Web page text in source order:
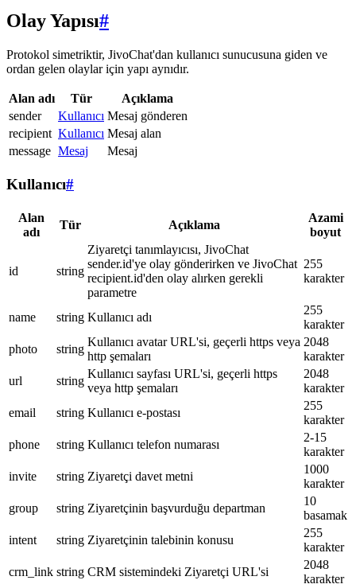
Olay Yapısı#
Protokol simetriktir, JivoChat'dan kullanıcı sunucusuna giden ve
ordan gelen olaylar için yapı aynıdır.
Alan adı Tür
Açıklama
sender
Kullanıcı Mesaj gönderen
recipient Kullanıcı Mesaj alan
message Mesaj Mesaj
Kullanıcı#
Alan
adı
Tür Açıklama
Azami
boyut
id string
Ziyaretçi tanımlayıcısı, JivoChat
sender.id'ye olay gönderirken ve JivoChat
recipient.id'den olay alırken gerekli
parametre
255
karakter
name string Kullanıcı adı
255
karakter
photo
string
Kullanıcı avatar URL'si, geçerli https veya
http şemaları
2048
karakter
url
string
Kullanıcı sayfası URL'si, geçerli https
veya http şemaları
2048
karakter
email
string Kullanıcı e-postası
255
karakter
phone
string Kullanıcı telefon numarası
2-15
karakter
invite
string Ziyaretçi davet metni
1000
karakter
group
string Ziyaretçinin başvurduğu departman
10
basamak
intent
string Ziyaretçinin talebinin konusu
255
karakter
crm_link string CRM sistemindeki Ziyaretçi URL'si
2048
karakter